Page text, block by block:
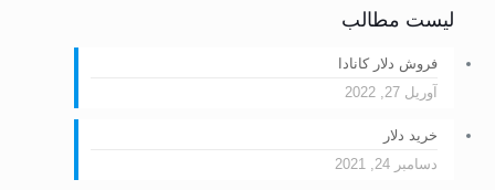
لیست مطالب
فروش دلار کانادا
آوریل 27, 2022
خرید دلار
دسامبر 24, 2021